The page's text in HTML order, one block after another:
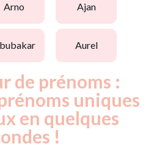
arno ajan
abubakar aurel
de prénoms :
uniques
en quelques
!